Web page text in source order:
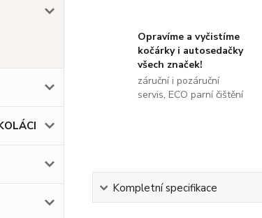
Opravíme a vyčistíme
kočárky i autosedačky
všech značek!
záruční i pozáruční
servis, ECO parní čištění
Kompletní specifikace